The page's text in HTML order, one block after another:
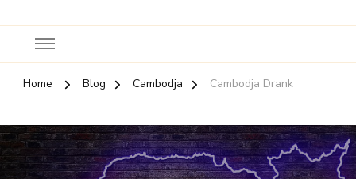
Home Blog Cambodja Cambodja Drank